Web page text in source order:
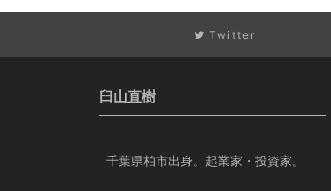
Twitter
臼山直樹
千葉県柏市出身。起業家・投資家。